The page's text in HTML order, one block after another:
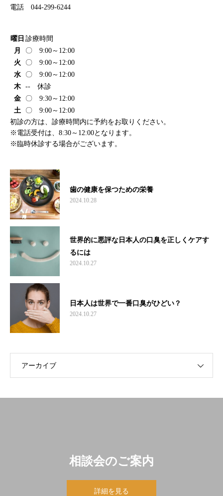
電話 044-299-6244
曜日 診療時間
月
〇 9:00～12:00
火
〇 9:00～12:00
水
〇 9:00～12:00
木 -- 休診
金
〇 9:30～12:00
土
〇 9:00～12:00
初診の方は、診療時間内に予約をお取りください。
※電話受付は、8:30～12:00となります。
※臨時休診する場合がございます。
歯の健康を保つための栄養
2024.10.28
世界的に悪評な日本人の口臭を正しくケアす
るには
2024.10.27
日本人は世界で一番口臭がひどい？
2024.10.27
アーカイブ
相談会のご案内
詳細を見る